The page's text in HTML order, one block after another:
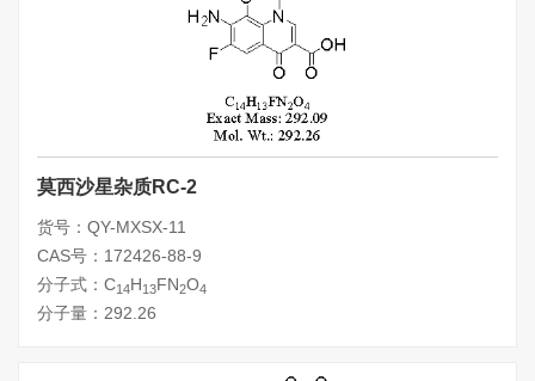
莫西沙星杂质RC-2
货号：QY-MXSX-11
CAS号：172426-88-9
分子式：C14H13FN2O4
分子量：292.26